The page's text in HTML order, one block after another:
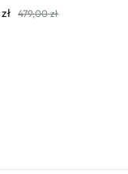
zł 479,00zł